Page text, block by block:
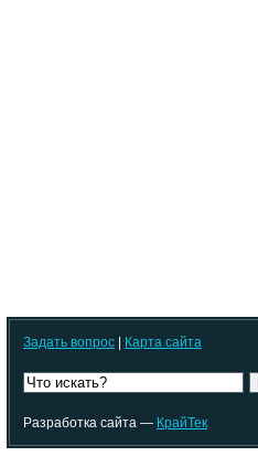
Задать вопрос Карта сайта
Разработка сайта — КрайТек